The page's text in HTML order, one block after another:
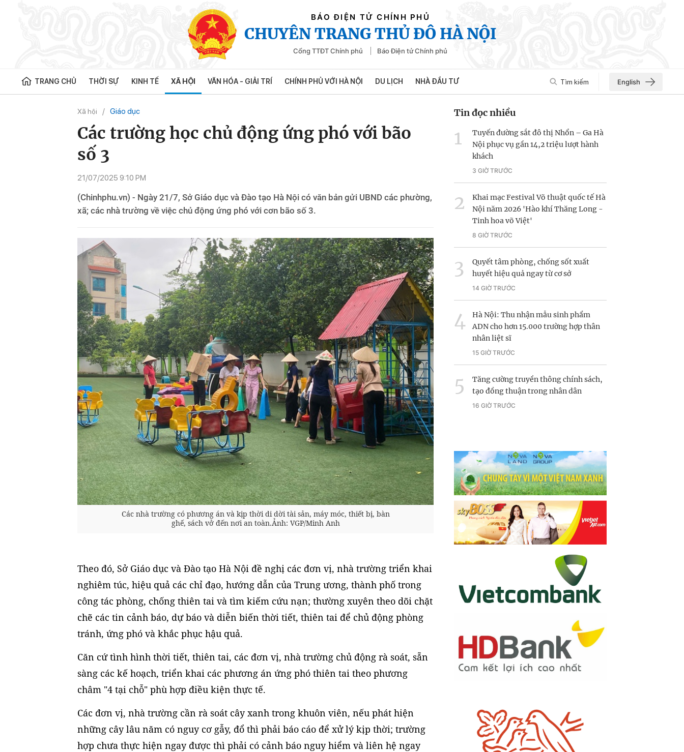
BÁO ĐIỆN TỬ CHÍNH PHỦ
CHUYÊN TRANG THỦ ĐÔ HÀ NỘI
Cổng TTĐT Chính phủ Báo Điện tử Chính phủ
TRANG CHỦ THỜI SỰ KINH TẾ XÃ HỘI VĂN HÓA - GIẢI TRÍ CHÍNH PHỦ VỚI HÀ NỘI DU LỊCH NHÀ ĐẦU TƯ Tìm kiếm English
Xã hội Giáo dục
Các trường học chủ động ứng phó với bão
số 3
21/07/2025 9:10 PM
(Chinhphu.vn) - Ngày 21/7, Sở Giáo dục và Đào tạo Hà Nội có văn bản gửi UBND các phường,
xã; các nhà trường về việc chủ động ứng phó với cơn bão số 3.
Các nhà trường có phương án và kịp thời di dời tài sản, máy móc, thiết bị, bàn
ghế, sách vở đến nơi an toàn.Ảnh: VGP/Minh Anh
Theo đó, Sở Giáo dục và Đào tạo Hà Nội đề nghị các đơn vị, nhà trường triển khai
nghiêm túc, hiệu quả các chỉ đạo, hướng dẫn của Trung ương, thành phố trong
công tác phòng, chống thiên tai và tìm kiếm cứu nạn; thường xuyên theo dõi chặt
chẽ các tin cảnh báo, dự báo và diễn biến thời tiết, thiên tai để chủ động phòng
tránh, ứng phó và khắc phục hậu quả.
Căn cứ tình hình thời tiết, thiên tai, các đơn vị, nhà trường chủ động rà soát, sẵn
sàng các kế hoạch, triển khai các phương án ứng phó thiên tai theo phương
châm "4 tại chỗ" phù hợp điều kiện thực tế.
Các đơn vị, nhà trường cần rà soát cây xanh trong khuôn viên, nếu phát hiện
những cây lâu năm có nguy cơ gẫy, đổ thì phải báo cáo để xử lý kịp thời; trường
hợp chưa thực hiện ngay được thì phải có cảnh báo nguy hiểm và liên hệ ngay
Tin đọc nhiều
Tuyến đường sắt đô thị Nhổn – Ga Hà
Nội phục vụ gần 14,2 triệu lượt hành
khách
3 GIỜ TRƯỚC
Khai mạc Festival Võ thuật quốc tế Hà
Nội năm 2026 'Hào khí Thăng Long -
Tinh hoa võ Việt'
8 GIỜ TRƯỚC
Quyết tâm phòng, chống sốt xuất
huyết hiệu quả ngay từ cơ sở
14 GIỜ TRƯỚC
Hà Nội: Thu nhận mẫu sinh phẩm
ADN cho hơn 15.000 trường hợp thân
nhân liệt sĩ
15 GIỜ TRƯỚC
Tăng cường truyền thông chính sách,
tạo đồng thuận trong nhân dân
16 GIỜ TRƯỚC